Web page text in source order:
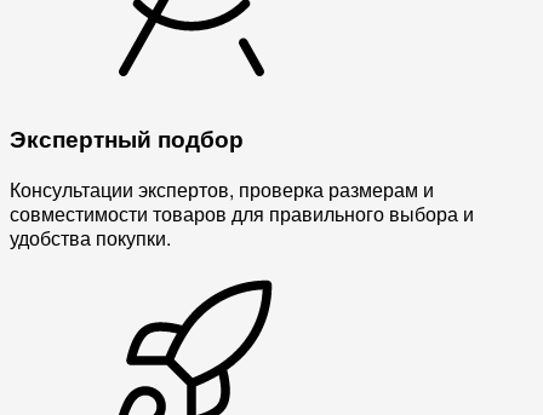
Экспертный подбор
Консультации экспертов, проверка размерам и
совместимости товаров для правильного выбора и
удобства покупки.